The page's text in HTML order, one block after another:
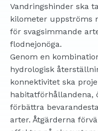
Vandringshinder ska
kilometer uppströms
för svagsimmande
flodnejonöga.
Genom en
hydrologisk
konnektivitet ska
habitatförhållandena,
förbättra
arter. Åtgärderna